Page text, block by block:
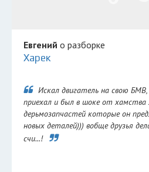
Евгений о разборке
Харек
Искал двигатель на свою
приехал и был в шоке от хамства
дерьмозапчастей которые он
новых деталей))) вобще друзья
счи...!